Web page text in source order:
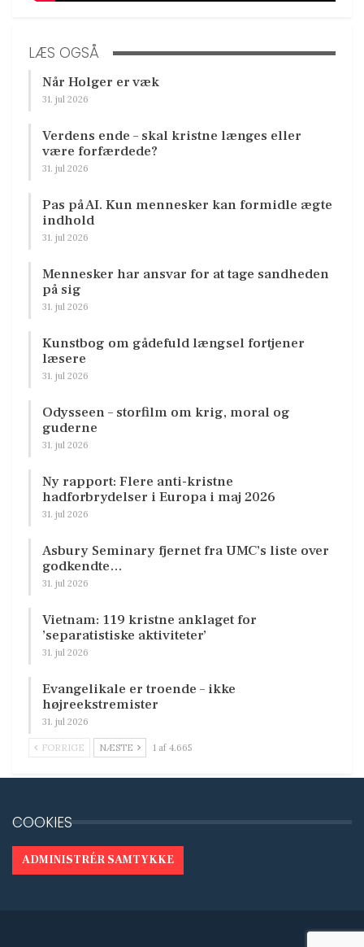
LÆS OGSÅ
Når Holger er væk
31. jul 2026
Verdens ende – skal kristne længes eller
være forfærdede?
31. jul 2026
Pas på AI. Kun mennesker kan formidle ægte
indhold
31. jul 2026
Mennesker har ansvar for at tage sandheden
på sig
31. jul 2026
Kunstbog om gådefuld længsel fortjener
læsere
31. jul 2026
Odysseen – storfilm om krig, moral og
guderne
31. jul 2026
Ny rapport: Flere anti-kristne
hadforbrydelser i Europa i maj 2026
31. jul 2026
Asbury Seminary fjernet fra UMC’s liste over
godkendte…
31. jul 2026
Vietnam: 119 kristne anklaget for
’separatistiske aktiviteter’
31. jul 2026
Evangelikale er troende – ikke
højreekstremister
31. jul 2026
FORRIGE NÆSTE 1 af 4.665
COOKIES
ADMINISTRÉR SAMTYKKE